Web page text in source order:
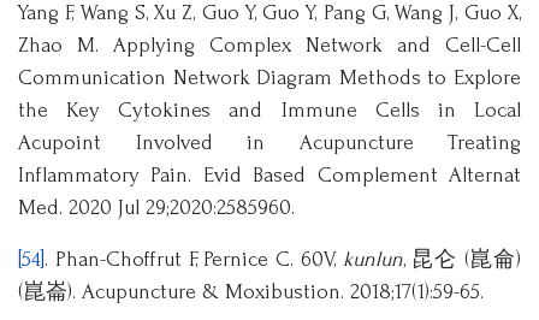
Yang F, Wang S, Xu Z, Guo Y, Guo Y, Pang G, Wang J, Guo X,
Zhao M. Applying Complex Network and Cell-Cell
Communication Network Diagram Methods to Explore
the Key Cytokines and Immune Cells in Local
Acupoint Involved in Acupuncture Treating
Inflammatory Pain. Evid Based Complement Alternat
Med. 2020 Jul 29;2020:2585960.
[54] . Phan-Choffrut F, Pernice C. 60V, kunlun, 昆仑 (崑侖)
(崑崙). Acupuncture & Moxibustion. 2018;17(1):59-65.